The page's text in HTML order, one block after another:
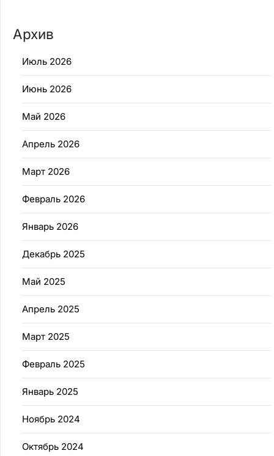
Архив
Июль 2026
Июнь 2026
Май 2026
Апрель 2026
Март 2026
Февраль 2026
Январь 2026
Декабрь 2025
Май 2025
Апрель 2025
Март 2025
Февраль 2025
Январь 2025
Ноябрь 2024
Октябрь 2024